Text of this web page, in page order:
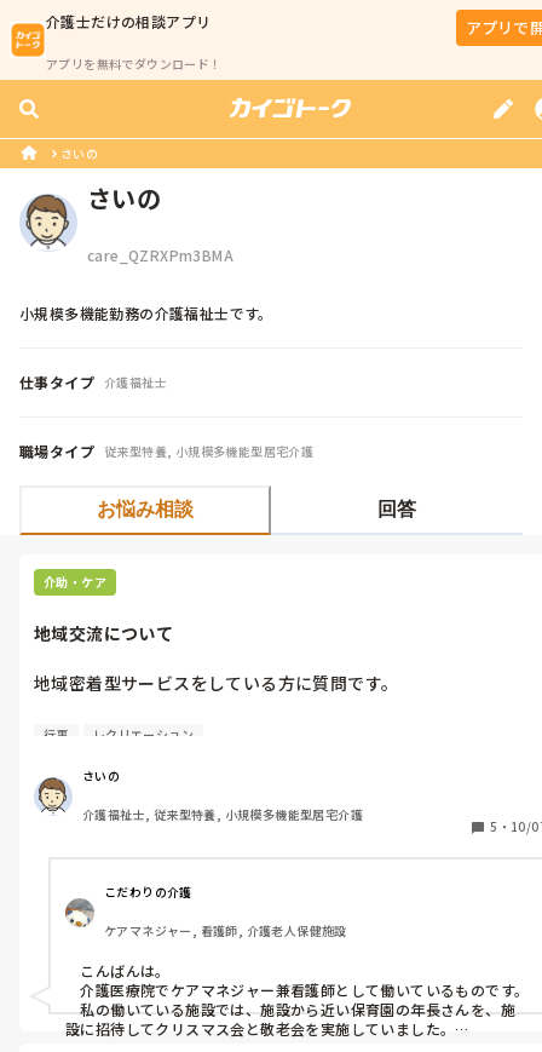
介護士だけの相談アプリ
アプリを無料でダウンロード！
アプリで
さいの
さいの
care_QZRXPm3BMA
小規模多機能勤務の介護福祉士です。
仕事タイプ 介護福祉士
職場タイプ 従来型特養, 小規模多機能型居宅介護
お悩み相談 回答
介助・ケア
地域交流について
地域密着型サービスをしている方に質問です。
地域交流として、どんなことをやっていますか？
また、地域の人への周知の為に行っていることはありますか？
コロナ以前に行っていた事でもかまいません。
行事 レクリエーション
さいの
介護福祉士, 従来型特養, 小規模多機能型居宅介護
5 ・ 10/
こだわりの介護
ケアマネジャー, 看護師, 介護老人保健施設
こんばんは。
介護医療院でケアマネジャー兼看護師として働いているものです。
私の働いている施設では、施設から近い保育園の年長さんを、施
設に招待してクリスマス会と敬老会を実施していました。